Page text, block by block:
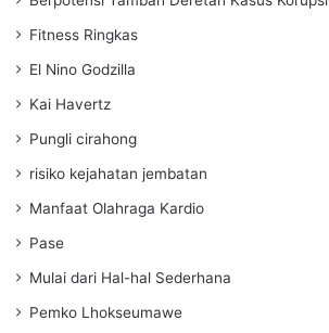
Fitness Ringkas
El Nino Godzilla
Kai Havertz
Pungli cirahong
risiko kejahatan jembatan
Manfaat Olahraga Kardio
Pase
Mulai dari Hal-hal Sederhana
Pemko Lhokseumawe